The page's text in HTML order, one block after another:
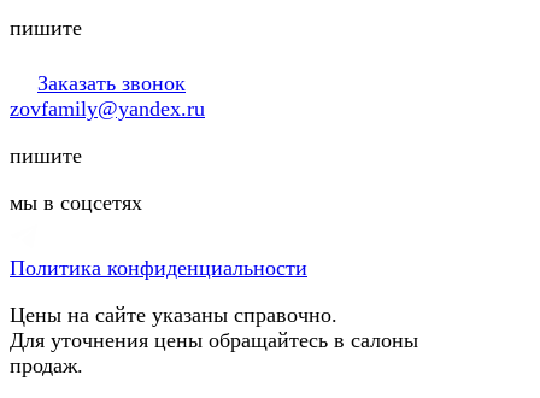
пишите
Заказать звонок
zovfamily@yandex.ru
пишите
мы в соцсетях
Политика конфиденциальности
Цены на сайте указаны справочно.
Для уточнения цены обращайтесь в салоны
продаж.